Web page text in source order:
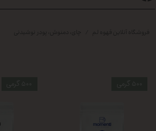
فروشگاه آنلاین قهوه لم چای، دمنوش، پودر نوشیدنی